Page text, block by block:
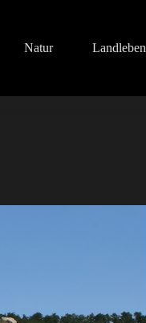
Natur Landleben